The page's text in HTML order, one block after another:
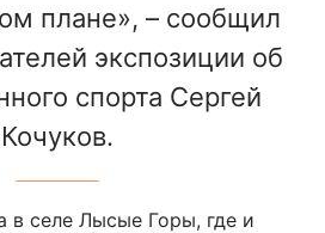
плане», – сообщил
экспозиции об
спорта Сергей
Кочуков.
в селе Лысые Горы, где и